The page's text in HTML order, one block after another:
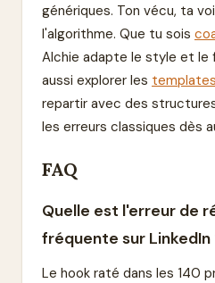
génériques. Ton vécu, ta
l'algorithme. Que tu sois
Alchie adapte le style et le
aussi explorer les
repartir avec des
les erreurs classiques dès
FAQ
Quelle est l'erreur de
fréquente sur LinkedIn
Le hook raté dans les 140